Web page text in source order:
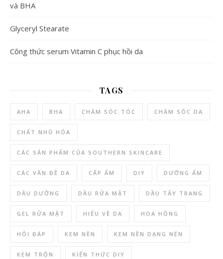
và BHA
Glyceryl Stearate
Công thức serum Vitamin C phục hồi da
TAGS
AHA BHA CHĂM SÓC TÓC CHĂM SÓC DA
CHẤT NHŨ HÓA
CÁC SẢN PHẨM CỦA SOUTHERN SKINCARE
CÁC VẤN ĐỀ DA CẤP ẨM DIY DƯỠNG ẨM
DẦU DƯỠNG DẦU RỬA MẶT DẦU TẨY TRANG
GEL RỬA MẶT HIỂU VỀ DA HOA HỒNG
HỎI ĐÁP KEM NỀN KEM NỀN DẠNG NÉN
KEM TRỘN KIẾN THỨC DIY